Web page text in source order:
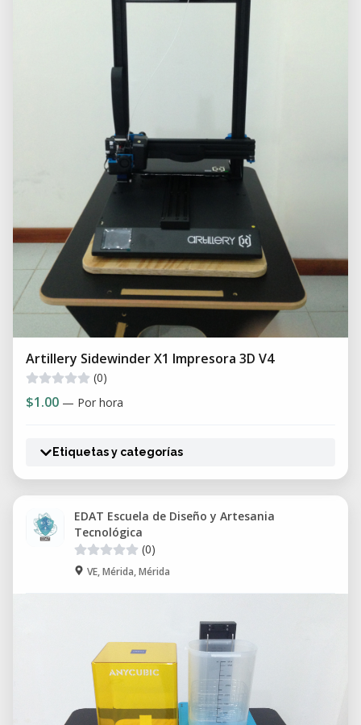
Artillery Sidewinder X1 Impresora 3D V4
(0)
$1.00 — Por hora
Etiquetas y categorías
EDAT Escuela de Diseño y Artesania
Tecnológica
(0)
VE, Mérida, Mérida